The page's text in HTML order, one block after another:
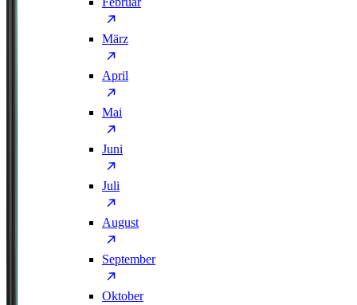
März
April
Mai
Juni
Juli
August
September
Oktober